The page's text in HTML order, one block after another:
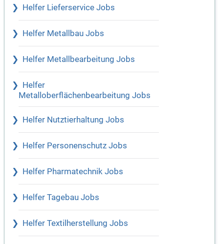
Helfer Lieferservice Jobs
Helfer Metallbau Jobs
Helfer Metallbearbeitung Jobs
Helfer
Metalloberflächenbearbeitung Jobs
Helfer Nutztierhaltung Jobs
Helfer Personenschutz Jobs
Helfer Pharmatechnik Jobs
Helfer Tagebau Jobs
Helfer Textilherstellung Jobs